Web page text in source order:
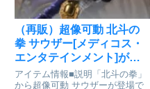
（再販）超像可動 北斗の
拳 サウザー[メディコス・
エンタテインメント]が予
約受付中
アイテム情報■説明「北斗の拳」
から超像可動 サウザーが登場で